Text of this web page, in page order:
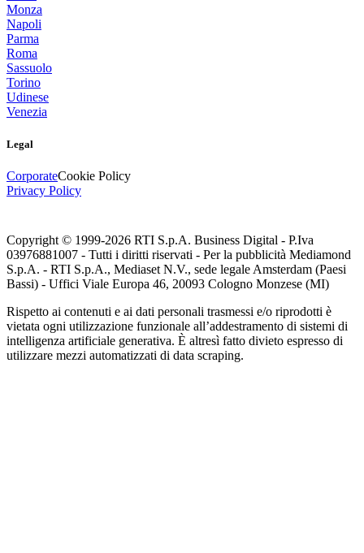
Monza
Napoli
Parma
Roma
Sassuolo
Torino
Udinese
Venezia
Legal
CorporateCookie Policy
Privacy Policy
Copyright © 1999-2026 RTI S.p.A. Business Digital - P.Iva
03976881007 - Tutti i diritti riservati - Per la pubblicità Mediamond
S.p.A. - RTI S.p.A., Mediaset N.V., sede legale Amsterdam (Paesi
Bassi) - Uffici Viale Europa 46, 20093 Cologno Monzese (MI)
Rispetto ai contenuti e ai dati personali trasmessi e/o riprodotti è
vietata ogni utilizzazione funzionale all’addestramento di sistemi di
intelligenza artificiale generativa. È altresì fatto divieto espresso di
utilizzare mezzi automatizzati di data scraping.